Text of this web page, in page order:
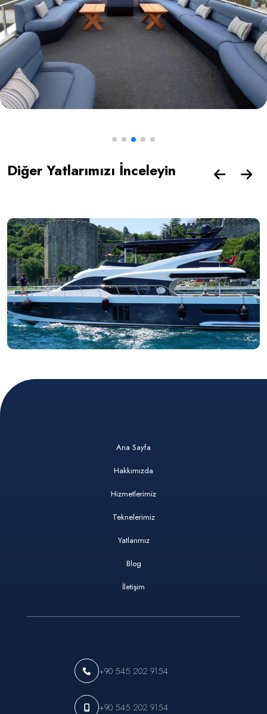
Diğer Yatlarımızı İnceleyin
Ana Sayfa
Hakkımızda
Hizmetlerimiz
Teknelerimiz
Yatlarımız
Blog
İletişim
+90 545 202 9154
+90 545 202 9154